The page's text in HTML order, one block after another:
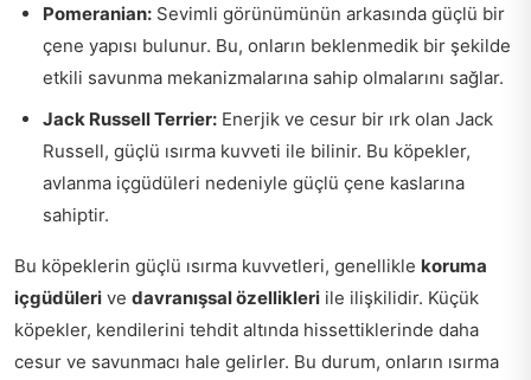
Pomeranian: Sevimli görünümünün arkasında güçlü bir
çene yapısı bulunur. Bu, onların beklenmedik bir şekilde
etkili savunma mekanizmalarına sahip olmalarını sağlar.
Jack Russell Terrier: Enerjik ve cesur bir ırk olan Jack
Russell, güçlü ısırma kuvveti ile bilinir. Bu köpekler,
avlanma içgüdüleri nedeniyle güçlü çene kaslarına
sahiptir.
Bu köpeklerin güçlü ısırma kuvvetleri, genellikle koruma
içgüdüleri ve davranışsal özellikleri ile ilişkilidir. Küçük
köpekler, kendilerini tehdit altında hissettiklerinde daha
cesur ve savunmacı hale gelirler. Bu durum, onların ısırma